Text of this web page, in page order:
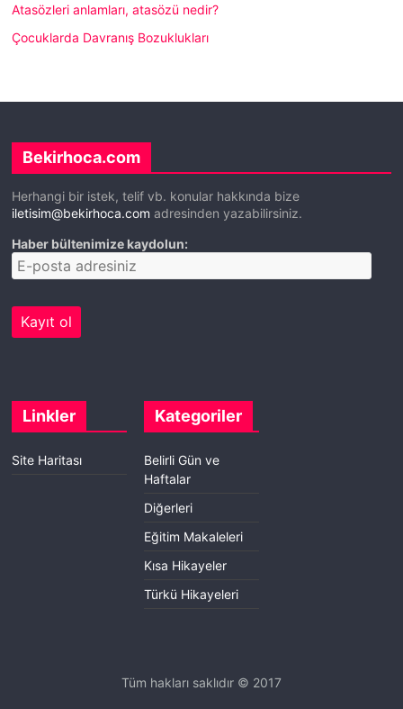
Atasözleri anlamları, atasözü nedir?
Çocuklarda Davranış Bozuklukları
Bekirhoca.com
Herhangi bir istek, telif vb. konular hakkında bize
iletisim@bekirhoca.com adresinden yazabilirsiniz.
Haber bültenimize kaydolun:
Linkler
Site Haritası
Kategoriler
Belirli Gün ve
Haftalar
Diğerleri
Eğitim Makaleleri
Kısa Hikayeler
Türkü Hikayeleri
Tüm hakları saklıdır © 2017